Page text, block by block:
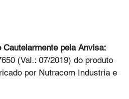
pela Anvisa:
(Val.: 07/2019) do produto
por Nutracom Industria e